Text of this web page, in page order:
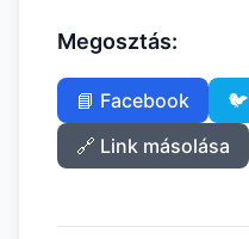
Megosztás:
📘 Facebook
🔗 Link másolása